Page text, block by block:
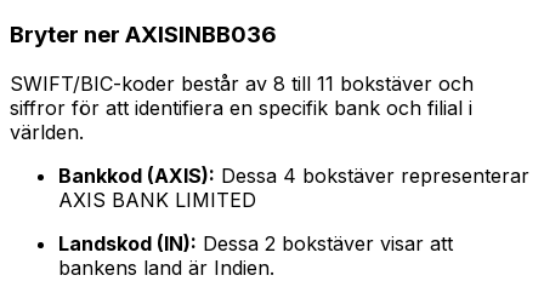
Bryter ner AXISINBB036
SWIFT/BIC-koder består av 8 till 11 bokstäver och
siffror för att identifiera en specifik bank och filial i
världen.
Bankkod (AXIS): Dessa 4 bokstäver representerar
AXIS BANK LIMITED
Landskod (IN): Dessa 2 bokstäver visar att
bankens land är Indien.